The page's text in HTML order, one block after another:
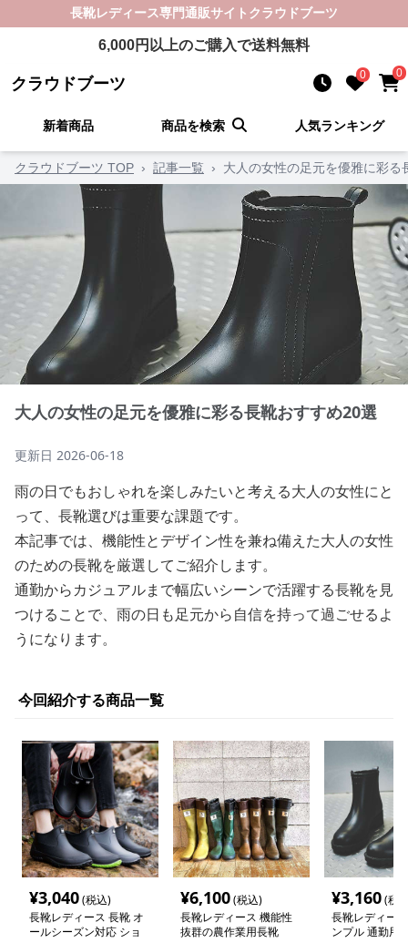
長靴レディース専門通販サイト クラウドブーツ
6,000円以上のご購入で送料無料
クラウドブーツ 0 0
新着商品 商品を検索 人気ランキング
クラウドブーツ TOP › 記事一覧 › 大人の女性の足元を優雅に彩る
大人の女性の足元を優雅に彩る長靴おすすめ20選
更新日 2026-06-18
雨の日でもおしゃれを楽しみたいと考える大人の女性にと
って、長靴選びは重要な課題です。
本記事では、機能性とデザイン性を兼ね備えた大人の女性
のための長靴を厳選してご紹介します。
通勤からカジュアルまで幅広いシーンで活躍する長靴を見
つけることで、雨の日も足元から自信を持って過ごせるよ
うになります。
今回紹介する商品一覧
¥3,040(税込)
長靴レディース 長靴 オ
ールシーズン対応 ショ
¥6,100(税込)
長靴レディース 機能性
抜群の農作業用長靴
¥3,160(税
長靴レディー
ンプル 通勤用